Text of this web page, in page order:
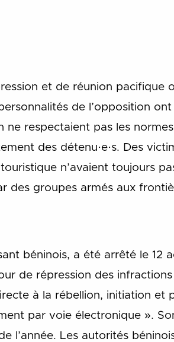
et de réunion pacifique
de l’opposition
ne respectaient pas les
des détenu·e·s. Des
n’avaient toujours
des groupes armés aux
béninois, a été arrêté le 12
de répression des
à la rébellion, initiation et
par voie électronique ».
l’année. Les autorités